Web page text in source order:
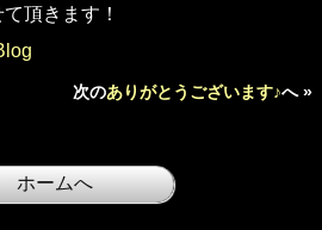
頂きます！
次のありがとうございます♪へ »